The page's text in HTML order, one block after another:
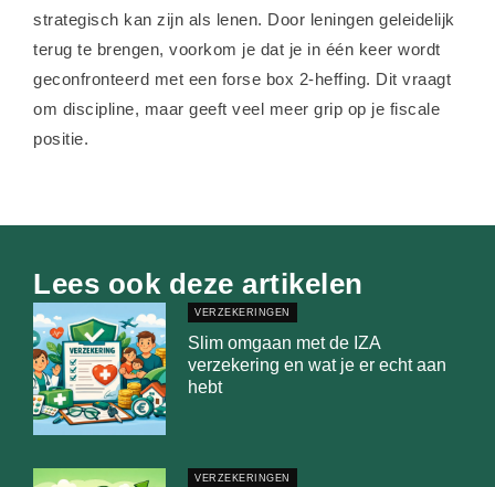
strategisch kan zijn als lenen. Door leningen geleidelijk
terug te brengen, voorkom je dat je in één keer wordt
geconfronteerd met een forse box 2-heffing. Dit vraagt
om discipline, maar geeft veel meer grip op je fiscale
positie.
Lees ook deze artikelen
VERZEKERINGEN
Slim omgaan met de IZA
verzekering en wat je er echt aan
hebt
VERZEKERINGEN